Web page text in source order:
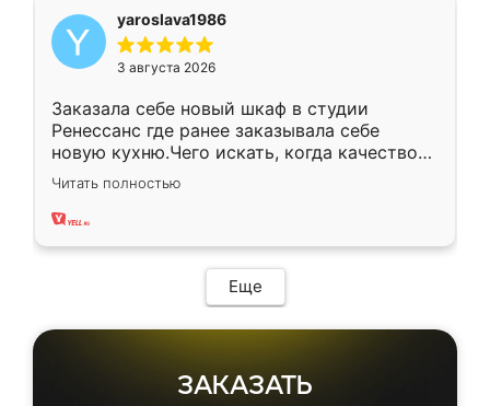
yaroslava1986
3 августа 2026
Заказала себе новый шкаф в студии
Ренессанс где ранее заказывала себе
новую кухню.Чего искать, когда качеством
вполне довольна. Служит кухня уже почти
два года, нареканий нет.
Читать полностью
Еще
ЗАКАЗАТЬ